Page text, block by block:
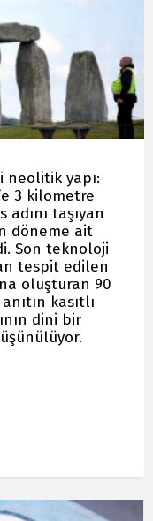
neolitik yapı:
3 kilometre
taşıyan
döneme ait
Son teknoloji
tespit edilen
oluşturan 90
kasıtlı
dini bir